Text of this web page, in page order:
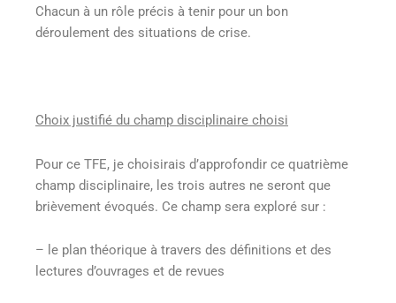
Chacun à un rôle précis à tenir pour un bon
déroulement des situations de crise.
Choix justifié du champ disciplinaire choisi
Pour ce TFE, je choisirais d’approfondir ce quatrième
champ disciplinaire, les trois autres ne seront que
brièvement évoqués. Ce champ sera exploré sur :
– le plan théorique à travers des définitions et des
lectures d’ouvrages et de revues